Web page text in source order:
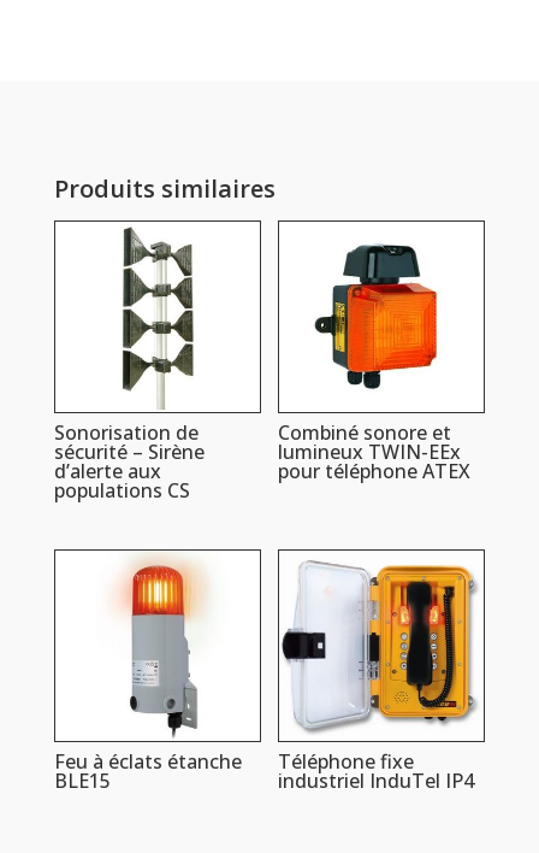
Produits similaires
Sonorisation de
sécurité – Sirène
d’alerte aux
populations CS
Combiné sonore et
lumineux TWIN-EEx
pour téléphone ATEX
Feu à éclats étanche
BLE15
Téléphone fixe
industriel InduTel IP4